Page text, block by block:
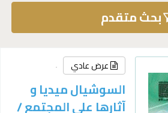
بحث متقدم
عرض عادي
السوشيال ميديا و
آثارها على المجتمع /